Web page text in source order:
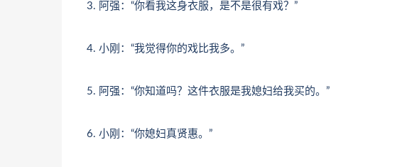
3. 阿强：“你看我这身衣服，是不是很有戏？”
4. 小刚：“我觉得你的戏比我多。”
5. 阿强：“你知道吗？这件衣服是我媳妇给我买的。”
6. 小刚：“你媳妇真贤惠。”